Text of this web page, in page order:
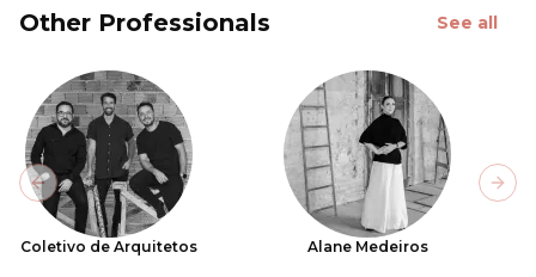
Other Professionals See all
Coletivo de Arquitetos Alane Medeiros
Previous slide